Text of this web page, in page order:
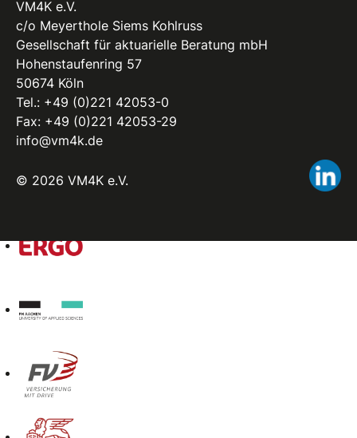
VM4K e.V.
c/o Meyerthole Siems Kohlruss
Gesellschaft für aktuarielle Beratung mbH
Hohenstaufenring 57
50674 Köln
Tel.: +49 (0)221 42053-0
Fax: +49 (0)221 42053-29
info@vm4k.de
© 2026 VM4K e.V.